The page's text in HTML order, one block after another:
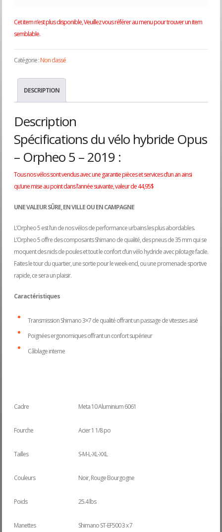
Cet item n’est plus disponible, Veuillez vous référer au menu pour trouver un item
semblable.
Catégorie :Non classé
DESCRIPTION
Description
Spécifications du vélo hybride Opus
– Orpheo 5 – 2019 :
Tous nos vélos sont vendus avec une garantie pièces et services d’un an ainsi
qu’une mise au point dans l’année suivante, valeur de 44,95$
UNE VALEUR SÛRE, EN VILLE OU EN CAMPAGNE
L’Orpheo 5 est l’un de nos vélos de performance urbains les plus abordables.
L’Orpheo 5 offre des composants Shimano de qualité, des pneus de 35 mm qui se
moquent des nids de poules et tout le confort d’un vélo hydride avec pilotage facile.
Faites le tour du quartier, une sortie pour le week-end, ou une promenade sportive
rapide, ce sera un plaisir.
Caractéristiques
Transmission Shimano 3×7 de qualité offrant un passage de vitesses aisé
Poignées ergonomiques offrant un confort supérieur
Câblage interne
Cadre Meta 10 Aluminium 6061
Fourche Acier 1 1/8 po
Tailles S-M-L-XL-XXL
Couleurs Noir, Rouge Bourgogne
Poids 25.4 lbs
Manettes Shimano ST-EF500 3 x 7